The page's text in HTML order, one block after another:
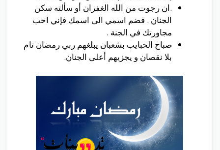
.ان رجوت من الله الغفران أو سألته سكن
الجنان . فضم اسمي الى اسمك فإني احب
مجاورتك في الجنة .
صباح الحبايب بشعبان يبلغهم ربي رمضان تام
بلا نقصان و يجزيهم أعلى الجنان.